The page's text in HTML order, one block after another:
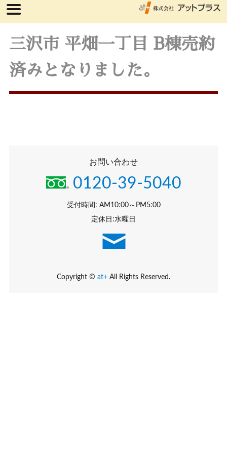
三沢市 平畑一丁目 B棟売約
済みとなりました。
お問い合わせ
0120-39-5040
受付時間: AM10:00～PM5:00
定休日:水曜日
Copyright © at+ All Rights Reserved.